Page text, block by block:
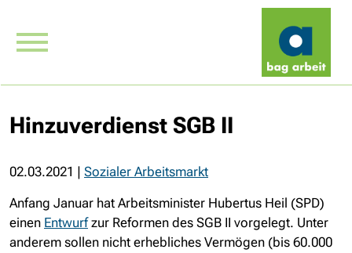
Hinzuverdienst SGB II
02.03.2021 | Sozialer Arbeitsmarkt
Anfang Januar hat Arbeitsminister Hubertus Heil (SPD)
einen Entwurfzur Reformen des SGB II vorgelegt. Unter
anderem sollen nicht erhebliches Vermögen (bis 60.000